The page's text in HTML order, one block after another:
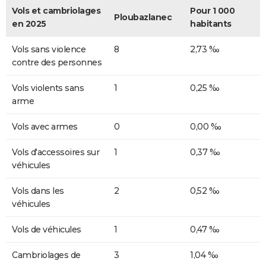
Vols et cambriolages
en 2025
Ploubazlanec
Pour 1 000
habitants
Vols sans violence
contre des personnes
8 2,73 ‰
Vols violents sans
arme
1 0,25 ‰
Vols avec armes 0 0,00 ‰
Vols d'accessoires sur
véhicules
1 0,37 ‰
Vols dans les
véhicules
2 0,52 ‰
Vols de véhicules 1 0,47 ‰
Cambriolages de
3 1,04 ‰